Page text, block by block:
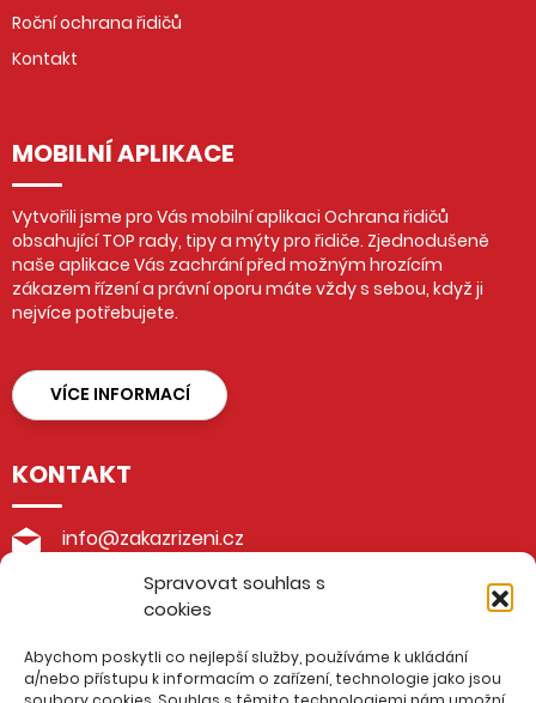
Spravovat souhlas s
cookies
Abychom poskytli co nejlepší služby, používáme k ukládání
a/nebo přístupu k informacím o zařízení, technologie jako jsou
Roční ochrana řidičů
Kontakt
MOBILNÍ APLIKACE
Vytvořili jsme pro Vás mobilní aplikaci Ochrana řidičů
obsahující TOP rady, tipy a mýty pro řidiče. Zjednodušeně
naše aplikace Vás zachrání před možným hrozícím
zákazem řízení a právní oporu máte vždy s sebou, když ji
nejvíce potřebujete.
VÍCE INFORMACÍ
KONTAKT
info@zakazrizeni.cz
+420 605 199 188
advokátní kancelář Burda & Pohlůdková
Husova 48/4, 276 01 Mělník